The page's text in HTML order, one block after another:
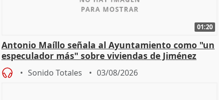
01:20
Antonio Maíllo señala al Ayuntamiento como "un
especulador más" sobre viviendas de Jiménez
Becerril
Sonido Totales 03/08/2026